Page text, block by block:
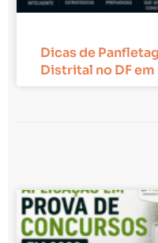
Dicas de
Distrital no DF